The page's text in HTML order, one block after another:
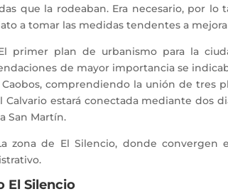
que la rodeaban. Era necesario, por
a tomar las medidas tendentes a
plan de urbanismo para la ciudad
de mayor importancia se
comprendiendo la unión de tres
Calvario estará conectada mediante dos
San Martín.
de El Silencio, donde convergen
El Silencio